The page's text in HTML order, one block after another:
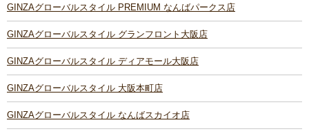
GINZAグローバルスタイル PREMIUM なんばパークス店
GINZAグローバルスタイル グランフロント大阪店
GINZAグローバルスタイル ディアモール大阪店
GINZAグローバルスタイル 大阪本町店
GINZAグローバルスタイル なんばスカイオ店